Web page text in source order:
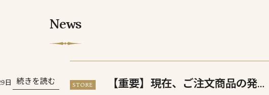
News
日 続きを読む STORE
【重要】現在、ご注文商品の発送